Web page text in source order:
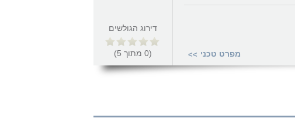
מפרט טכני >>
דירוג הגולשים
(
0 מתוך 5
)